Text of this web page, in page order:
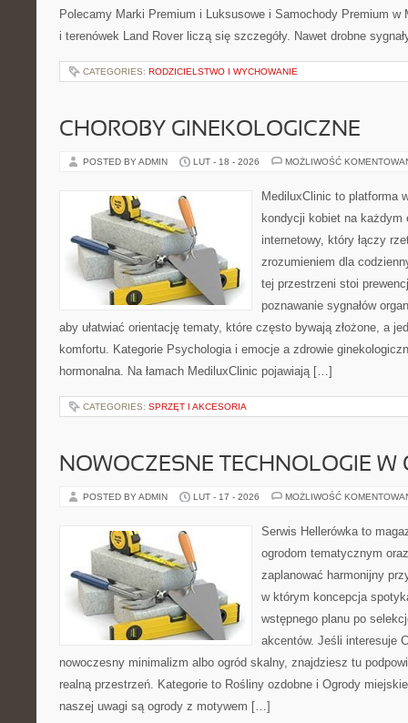
Polecamy Marki Premium i Luksusowe i Samochody Premium w
i terenówek Land Rover liczą się szczegóły. Nawet drobne
CATEGORIES: RODZICIELSTWO I WYCHOWANIE
CHOROBY GINEKOLOGICZNE
POSTED BY ADMIN LUT - 18 - 2026 MOŻLIWOŚĆ
MediluxClinic to platforma
kondycji kobiet na każdym
internetowy, który łączy
zrozumieniem dla
tej przestrzeni stoi
poznawanie sygnałów
aby ułatwiać orientację tematy, które często bywają złożone, a
komfortu. Kategorie Psychologia i emocje a zdrowie
hormonalna. Na łamach MediluxClinic pojawiają […]
CATEGORIES: SPRZĘT I AKCESORIA
NOWOCZESNE TECHNOLOGIE W
POSTED BY ADMIN LUT - 17 - 2026 MOŻLIWOŚĆ
Serwis Hellerówka to
ogrodom tematycznym
zaplanować harmonijny
w którym koncepcja
wstępnego planu po
akcentów. Jeśli interesuje
nowoczesny minimalizm albo ogród skalny, znajdziesz tu
realną przestrzeń. Kategorie to Rośliny ozdobne i Ogrody
naszej uwagi są ogrody z motywem […]